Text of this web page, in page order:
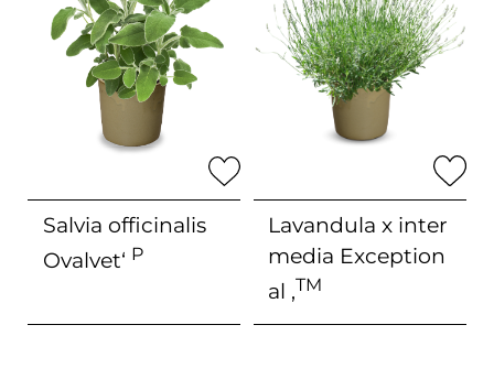
Salvia officinalis
Ovalvet‘ P
Lavandula x inter
media Exception
al ‚TM